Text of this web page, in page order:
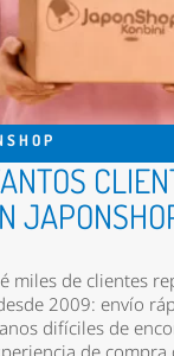
miles de clientes
2009: envío
difíciles de